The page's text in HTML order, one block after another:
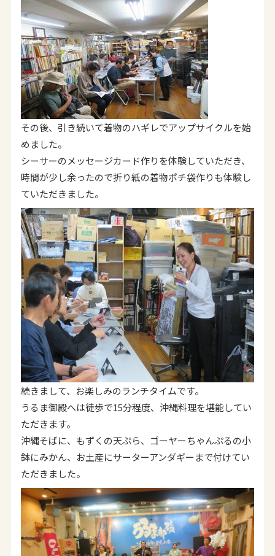
その後、引き続いて着物のハギレでアップサイクルを始
めました。
シーサーのメッセージカード作りを体験していただき、
時間が少し余ったので折り紙の着物ポチ袋作りも体験し
ていただきました。
続きまして、お楽しみのランチタイムです。
うるま御殿へは徒歩で15分程度、沖縄料理を堪能してい
ただきます。
沖縄そばに、もずくの天ぷら、ゴーヤーちゃんぷるの小
鉢にみかん、お土産にサーターアンダギーまで付けてい
ただきました。